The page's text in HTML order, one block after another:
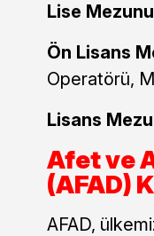
Lise
Ön Lisans
Operatörü,
Lisans
Afet ve
(AFAD)
AFAD,